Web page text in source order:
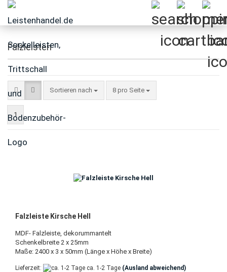
Falzleisten
Sortieren nach
Sortieren nach 8 pro Seite
pro Seite
1
Falzleiste Kirsche Hell
MDF- Falzleiste, dekorummantelt
Schenkelbreite 2 x 25mm
Maße: 2400 x 3 x 50mm (Länge x Höhe x Breite)
Lieferzeit: ca. 1-2 Tage (Ausland abweichend)